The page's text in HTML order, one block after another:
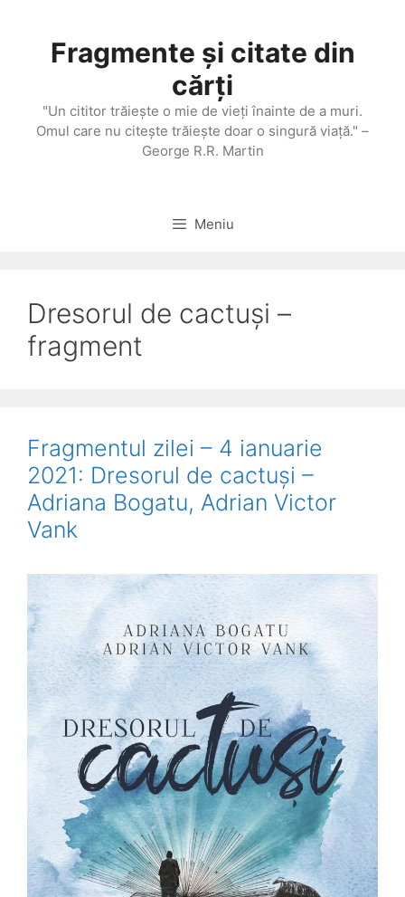
conținutFragmente și citate din
cărți
"Un cititor trăieşte o mie de vieţi înainte de a muri.
Omul care nu citeşte trăieşte doar o singură viaţă." –
George R.R. Martin
Meniu
Dresorul de cactuși –
fragment
Fragmentul zilei – 4 ianuarie
2021: Dresorul de cactuși –
Adriana Bogatu, Adrian Victor
Vank